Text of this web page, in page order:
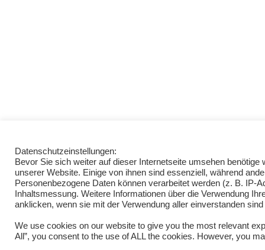
Datenschutzeinstellungen:
Bevor Sie sich weiter auf dieser Internetseite umsehen
unserer Website. Einige von ihnen sind essenziell, während
Personenbezogene Daten können verarbeitet werden (z. B. IP-
Inhaltsmessung. Weitere Informationen über die Verwendung
anklicken, wenn sie mit der Verwendung aller einverstanden
We use cookies on our website to give you the most relevant
All”, you consent to the use of ALL the cookies. However, you